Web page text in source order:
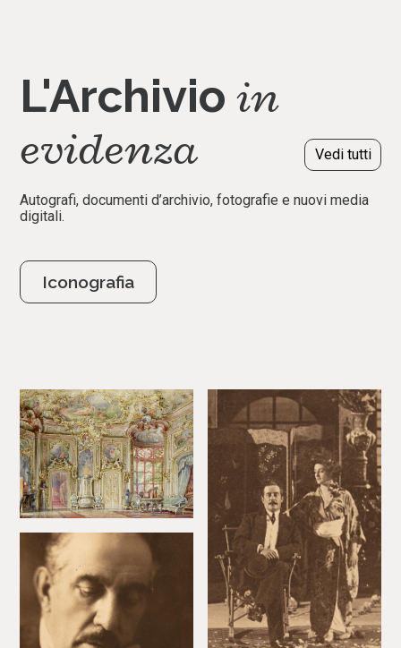
L'Archivio in
evidenza
Autografi, documenti d’archivio, fotografie e nuovi media
digitali.
Vedi tutti
Iconografia